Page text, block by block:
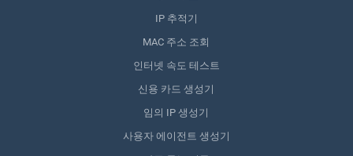
IP 추적기
MAC 주소 조회
인터넷 속도 테스트
신용 카드 생성기
임의 IP 생성기
사용자 에이전트 생성기